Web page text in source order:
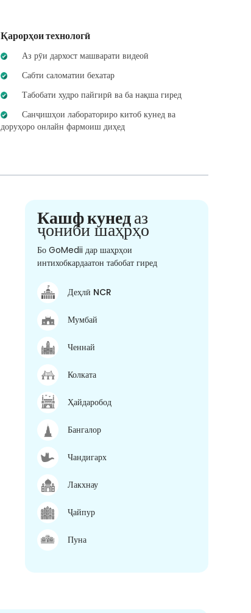
Қарорҳои технологӣ
Аз рӯи дархост машварати видеоӣ
Сабти саломатии бехатар
Табобати худро пайгирӣ ва ба нақша гиред
Санҷишҳои лабораториро китоб кунед ва
доруҳоро онлайн фармоиш диҳед
Кашф кунедаз
ҷониби шаҳрҳо
Бо GoMedii дар шаҳрҳои
интихобкардаатон табобат гиред
Деҳлӣ NCR
Мумбай
Ченнай
Колката
Ҳайдаробод
Бангалор
Чандигарх
Лакхнау
Ҷайпур
Пуна